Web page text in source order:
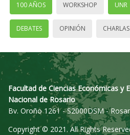
100 AÑOS WORKSHOP UNR
DEBATES OPINIÓN CHARLAS
Facultad de Ciencias Económicas y
Nacional de Rosario
Bv. Oroño 1261 - S2000DSM -
Copyright © 2021. All Rights